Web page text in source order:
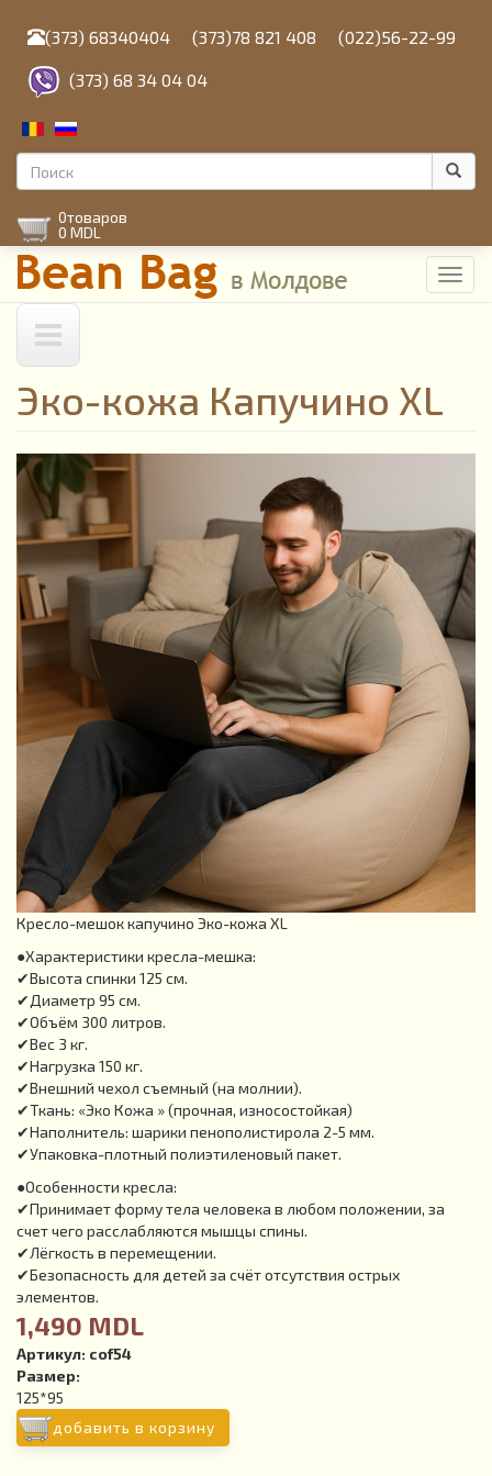
содержанию
(373) 68340404 (373)78 821 408 (022)56-22-99
(373) 68 34 04 04
Форма
поиска
0товаров
0 MDL
Эко-кожа Капучино XL
Кресло-мешок капучино Эко-кожа XL
●Характеристики кресла-мешка:
✔Высота спинки 125 см.
✔Диаметр 95 см.
✔Объём 300 литров.
✔Вес 3 кг.
✔Нагрузка 150 кг.
✔Внешний чехол съемный (на молнии).
✔Ткань: «Эко Кожа » (прочная, износостойкая)
✔Наполнитель: шарики пенополистирола 2-5 мм.
✔Упаковка-плотный полиэтиленовый пакет.
●Особенности кресла:
✔Принимает форму тела человека в любом положении, за
счет чего расслабляются мышцы спины.
✔Лёгкость в перемещении.
✔Безопасность для детей за счёт отсутствия острых
элементов.
1,490 MDL
Артикул: cof54
Размер:
125*95
добавить в корзину